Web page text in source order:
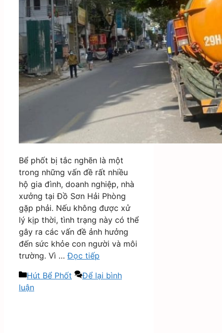
Bể phốt bị tắc nghẽn là một
trong những vấn đề rất nhiều
hộ gia đình, doanh nghiệp, nhà
xưởng tại Đồ Sơn Hải Phòng
gặp phải. Nếu không được xử
lý kịp thời, tình trạng này có thể
gây ra các vấn đề ảnh hưởng
đến sức khỏe con người và môi
trường. Vì …Đọc tiếp
Danh
mục
Hút Bể Phốt
Để lại bình
luận